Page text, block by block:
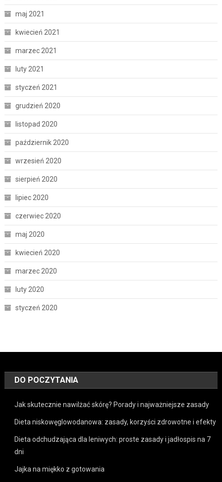
maj 2021
kwiecień 2021
marzec 2021
luty 2021
styczeń 2021
grudzień 2020
listopad 2020
październik 2020
wrzesień 2020
sierpień 2020
lipiec 2020
czerwiec 2020
maj 2020
kwiecień 2020
marzec 2020
luty 2020
styczeń 2020
DO POCZYTANIA
Jak skutecznie nawilżać skórę? Porady i najważniejsze zasady
Dieta niskowęglowodanowa: zasady, korzyści zdrowotne i efekty
Dieta odchudzająca dla leniwych: proste zasady i jadłospis na 7
dni
Jajka na miękko z gotowania